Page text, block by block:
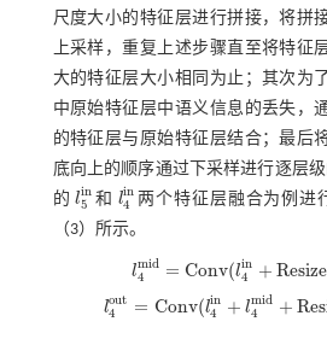
尺度大小的特征层进行拼接，将拼
上采样，重复上述步骤直至将特征
大的特征层大小相同为止；其次为
中原始特征层中语义信息的丢失，
的特征层与原始特征层结合；最后
底向上的顺序通过下采样进行逐层
的 lin
5
l5 n和 lin
4
l4 n
两个特征层融合为例进
（ 3）所示。
lmid
4 = Conv(lin
4 + Resize
l4m d=Conv(l4in+R esi ze(l5in)
lout
4 = Conv(lin
4 + lmid
4 + Res
l4 t=Conv(l4in+ 4m id+ esize(l3